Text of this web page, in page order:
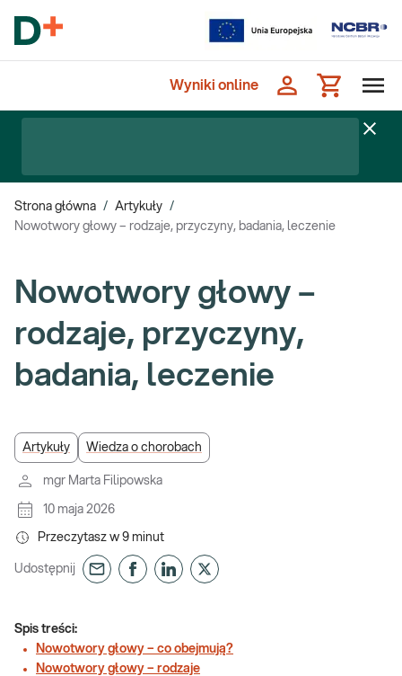
Wyniki online
Strona główna / Artykuły /
Nowotwory głowy – rodzaje, przyczyny, badania, leczenie
Nowotwory głowy –
rodzaje, przyczyny,
badania, leczenie
Artykuły Wiedza o chorobach
mgr Marta Filipowska
10 maja 2026
Przeczytasz w 9 minut
Udostępnij
Spis treści:
Nowotwory głowy – co obejmują?
Nowotwory głowy – rodzaje